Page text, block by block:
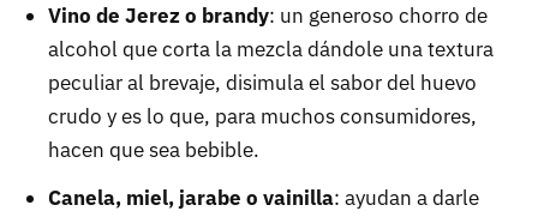
Vino de Jerez o brandy: un generoso chorro de
alcohol que corta la mezcla dándole una textura
peculiar al brevaje, disimula el sabor del huevo
crudo y es lo que, para muchos consumidores,
hacen que sea bebible.
Canela, miel, jarabe o vainilla: ayudan a darle